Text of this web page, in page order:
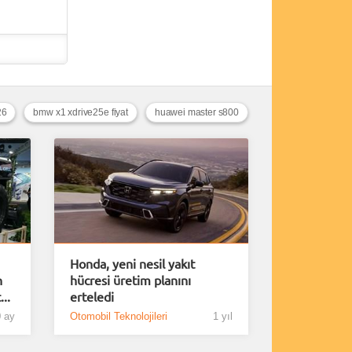
huawei master s800
bmw x1 xdrive25e fiyat
ay
Honda, yeni nesil yakıt
hücresi üretim planını
erteledi
Otomobil Teknolojileri 1 yıl